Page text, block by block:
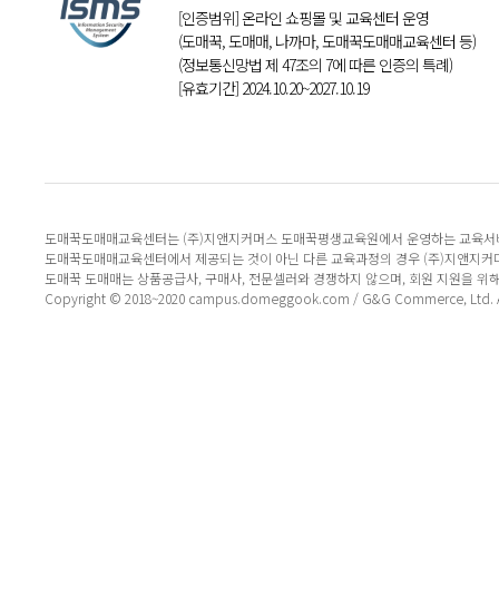
[인증범위] 온라인 쇼핑몰 및 교육센터 운영
(도매꾹, 도매매, 나까마, 도매꾹도매매교육센터 등)
(정보통신망법 제 47조의 7에 따른 인증의 특례)
[유효기간] 2024.10.20~2027.10.19
도매꾹도매매교육센터는 (주)지앤지커머스 도매꾹평생교육원에서 운영하는 교육
도매꾹도매매교육센터에서 제공되는 것이 아닌 다른 교육과정의 경우 (주)지앤지
도매꾹 도매매는 상품공급사, 구매사, 전문셀러와 경쟁하지 않으며, 회원 지원을 위
Copyright © 2018~2020 campus.domeggook.com / G&G Commerce, Ltd.